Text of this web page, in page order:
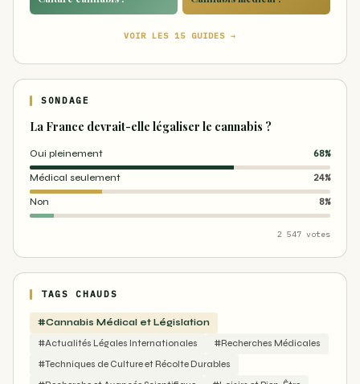
VOIR LES 15 GUIDES →
SONDAGE
La France devrait-elle légaliser le cannabis ?
Oui pleinement 68%
Médical seulement 24%
Non 8%
2 547 votes
TAGS CHAUDS
#Cannabis Médical et Législation
#Actualités Légales Internationales
#Recherches Médicales
#Techniques de Culture et Récolte Durables